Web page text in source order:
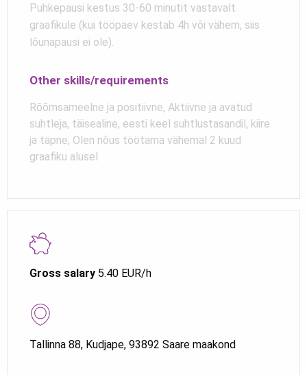
Gross salary 5.40 EUR/h
Tallinna 88, Kudjape, 93892 Saare maakond
Puhkepausi kestus 30-60 minutit vastavalt
graafikule (kui tööpäev kestab 4h või vähem, siis
lõunapausi ei ole).
Other skills/requirements
Rõõmsameelne ja positiivne, Aktiivne ja avatud
suhtleja, täisealine, eesti keel suhtlustasandil, kiire
ja täpne, Olen nõus töötama vähemal 2 kuud
graafiku alusel